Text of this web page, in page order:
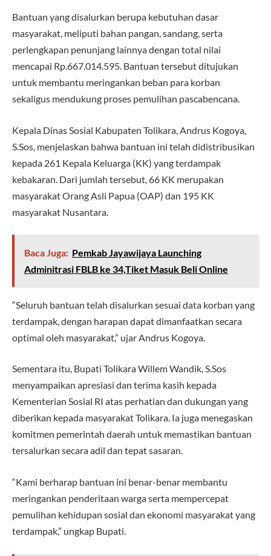
Bantuan yang disalurkan berupa kebutuhan dasar
masyarakat, meliputi bahan pangan, sandang, serta
perlengkapan penunjang lainnya dengan total nilai
mencapai Rp.667.014.595. Bantuan tersebut ditujukan
untuk membantu meringankan beban para korban
sekaligus mendukung proses pemulihan pascabencana.
Kepala Dinas Sosial Kabupaten Tolikara, Andrus Kogoya,
S.Sos, menjelaskan bahwa bantuan ini telah didistribusikan
kepada 261 Kepala Keluarga (KK) yang terdampak
kebakaran. Dari jumlah tersebut, 66 KK merupakan
masyarakat Orang Asli Papua (OAP) dan 195 KK
masyarakat Nusantara.
Baca Juga: Pemkab Jayawijaya Launching
Adminitrasi FBLB ke 34,Tiket Masuk Beli Online
“Seluruh bantuan telah disalurkan sesuai data korban yang
terdampak, dengan harapan dapat dimanfaatkan secara
optimal oleh masyarakat,” ujar Andrus Kogoya.
Sementara itu, Bupati Tolikara Willem Wandik, S.Sos
menyampaikan apresiasi dan terima kasih kepada
Kementerian Sosial RI atas perhatian dan dukungan yang
diberikan kepada masyarakat Tolikara. Ia juga menegaskan
komitmen pemerintah daerah untuk memastikan bantuan
tersalurkan secara adil dan tepat sasaran.
“Kami berharap bantuan ini benar-benar membantu
meringankan penderitaan warga serta mempercepat
pemulihan kehidupan sosial dan ekonomi masyarakat yang
terdampak,” ungkap Bupati.